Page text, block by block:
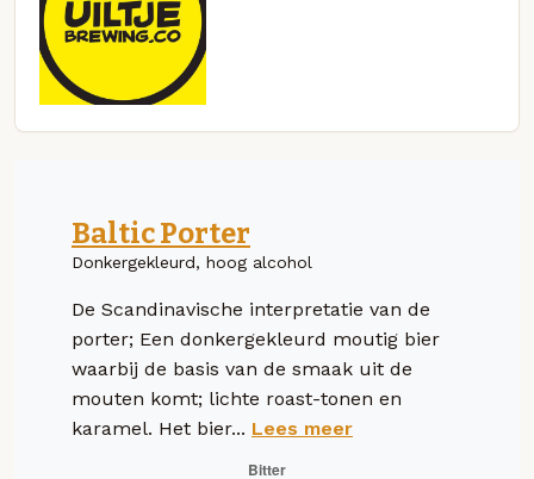
Baltic Porter
Donkergekleurd, hoog alcohol
De Scandinavische interpretatie van de
porter; Een donkergekleurd moutig bier
waarbij de basis van de smaak uit de
mouten komt; lichte roast-tonen en
karamel. Het bier... Lees meer